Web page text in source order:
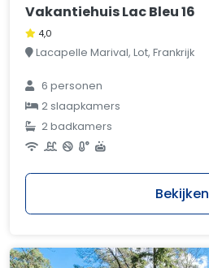
Vakantiehuis Lac Bleu 16
4,0
Lacapelle Marival, Lot, Frankrijk
6 personen
2 slaapkamers
2 badkamers
Bekijken